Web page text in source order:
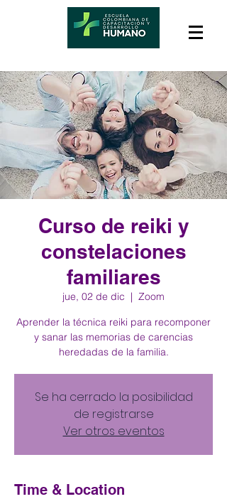
Curso de reiki y
constelaciones
familiares
jue, 02 de dic
  |
Zoom
Aprender la técnica reiki para recomponer
y sanar las memorias de carencias
heredadas de la familia.
Se ha cerrado la posibilidad
de registrarse
Ver otros eventos
Time & Location